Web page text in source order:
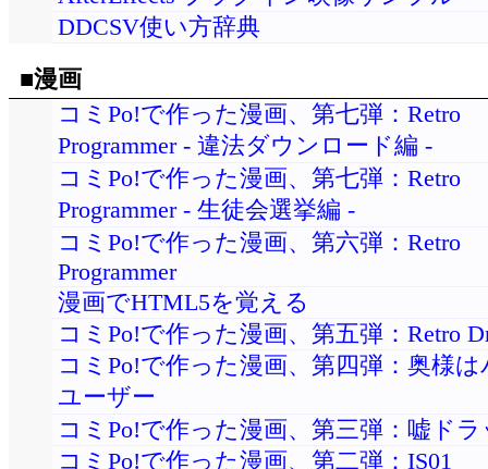
DDCSV使い方辞典
■漫画
コミPo!で作った漫画、第七弾：Retro
Programmer - 違法ダウンロード編 -
コミPo!で作った漫画、第七弾：Retro
Programmer - 生徒会選挙編 -
コミPo!で作った漫画、第六弾：Retro
Programmer
漫画でHTML5を覚える
コミPo!で作った漫画、第五弾：Retro
コミPo!で作った漫画、第四弾：奥様
ユーザー
コミPo!で作った漫画、第三弾：嘘ド
コミPo!で作った漫画、第二弾：IS01